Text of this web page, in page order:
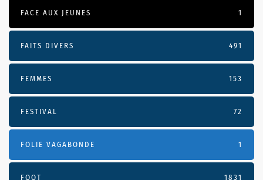
FACE AUX JEUNES 1
FAITS DIVERS 491
FEMMES 153
FESTIVAL 72
FOLIE VAGABONDE 1
FOOT 1831